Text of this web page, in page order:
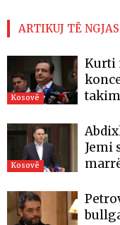
ARTIKUJ TË
Kosovë
Kurti
Kosovë
Jemi